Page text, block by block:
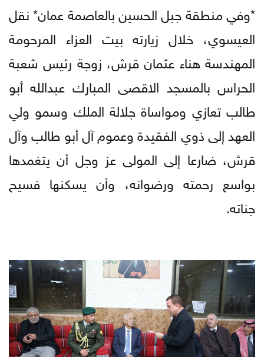
*وفي منطقة جبل الحسين بالعاصمة عمان* نقل
العيسوي، خلال زيارته بيت العزاء المرحومة
المهندسة هناء عثمان قرش، زوجة رئيس شعبة
الحراس بالمسجد الاقصى المبارك عبدالله أبو
طالب تعازي ومواساة جلالة الملك وسمو ولي
العهد إلى ذوي الفقيدة وعموم آل أبو طالب وآل
قرش، ضارعا إلى المولى عز وجل أن يتغمدها
بواسع رحمته ورضوانه، وأن يسكنها فسيح
جناته.